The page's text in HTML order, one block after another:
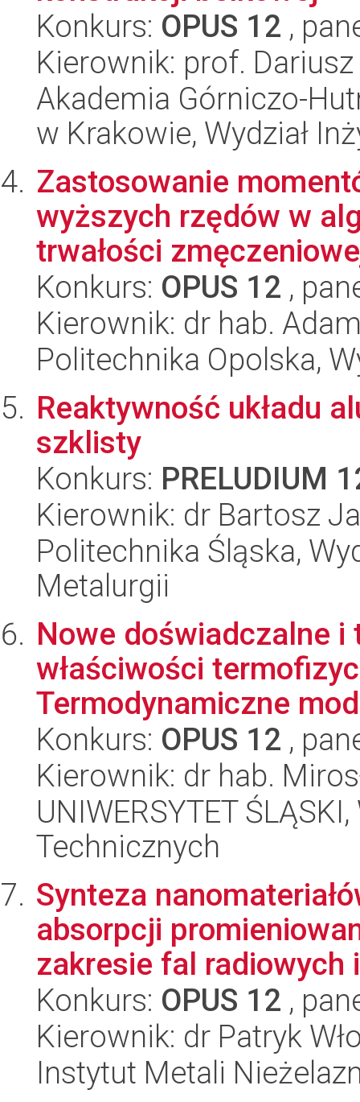
Konkurs: OPUS 12 ,
Kierownik: prof. Dariusz
Akademia Górniczo-
w Krakowie, Wydział
Zastosowanie
wyższych rzędów w
trwałości
Konkurs: OPUS 12 ,
Kierownik: dr hab.
Politechnika Opolska,
Reaktywność układu
szklisty
Konkurs: PRELUDIUM
Kierownik: dr Bartosz
Politechnika Śląska,
Metalurgii
Nowe doświadczalne
właściwości
Termodynamiczne
Konkurs: OPUS 12 ,
Kierownik: dr hab.
UNIWERSYTET
Technicznych
Synteza
absorpcji
zakresie fal radiowych
Konkurs: OPUS 12 ,
Kierownik: dr Patryk
Instytut Metali